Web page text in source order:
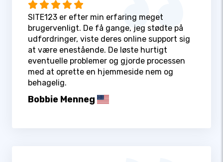
SITE123 er efter min erfaring meget
brugervenligt. De få gange, jeg stødte på
udfordringer, viste deres online support sig
at være enestående. De løste hurtigt
eventuelle problemer og gjorde processen
med at oprette en hjemmeside nem og
behagelig.
Bobbie Menneg